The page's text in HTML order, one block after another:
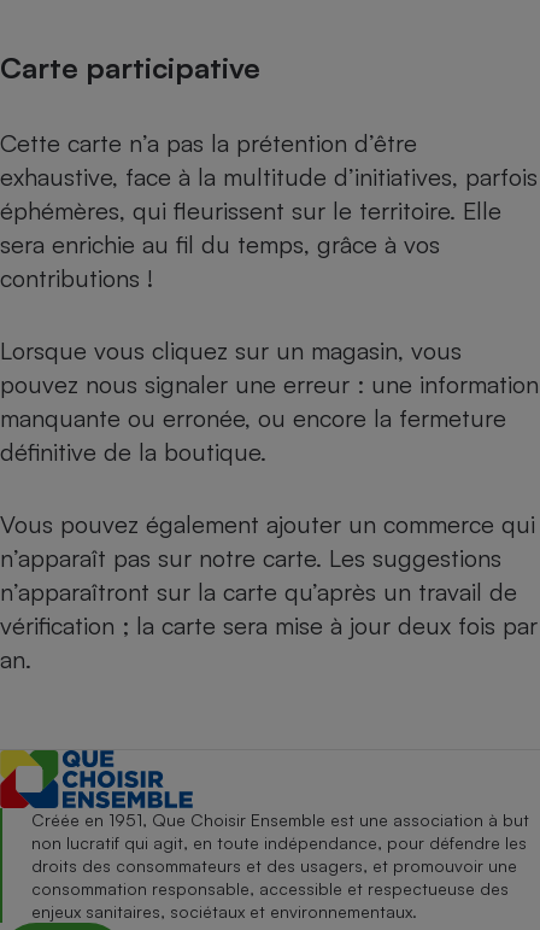
Carte participative
Cette carte n’a pas la prétention d’être
exhaustive, face à la multitude d’initiatives, parfois
éphémères, qui fleurissent sur le territoire. Elle
sera enrichie au fil du temps, grâce à vos
contributions !
Lorsque vous cliquez sur un magasin, vous
pouvez nous signaler une erreur : une information
manquante ou erronée, ou encore la fermeture
définitive de la boutique.
Vous pouvez également ajouter un commerce qui
n’apparaît pas sur notre carte. Les suggestions
n’apparaîtront sur la carte qu’après un travail de
vérification ; la carte sera mise à jour deux fois par
an.
Créée en 1951, Que Choisir Ensemble est une association à but
non lucratif qui agit, en toute indépendance, pour défendre les
droits des consommateurs et des usagers, et promouvoir une
consommation responsable, accessible et respectueuse des
enjeux sanitaires, sociétaux et environnementaux.